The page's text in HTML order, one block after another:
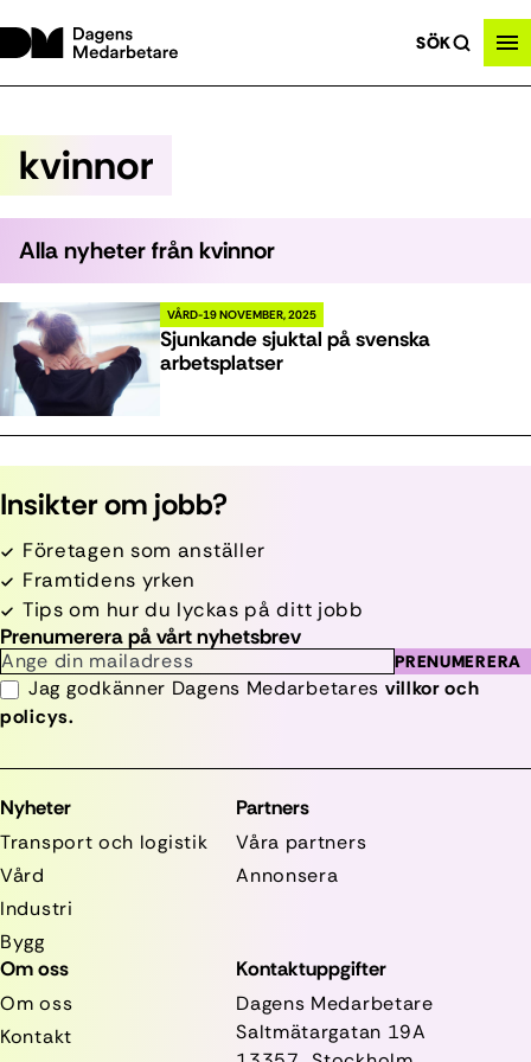
SÖK
kvinnor
Alla nyheter frånkvinnor
VÅRD 19 NOVEMBER, 2025
Sjunkande sjuktal på svenska
arbetsplatser
Insikter om jobb?
Företagen som anställer
Framtidens yrken
Tips om hur du lyckas på ditt jobb
Prenumerera på vårt nyhetsbrev
PRENUMERERA
Jag godkänner Dagens Medarbetares villkor och
policys.
Nyheter
Transport och logistik
Vård
Industri
Bygg
Partners
Våra partners
Annonsera
Om oss
Om oss
Kontakt
Kontaktuppgifter
Dagens Medarbetare
Saltmätargatan 19A